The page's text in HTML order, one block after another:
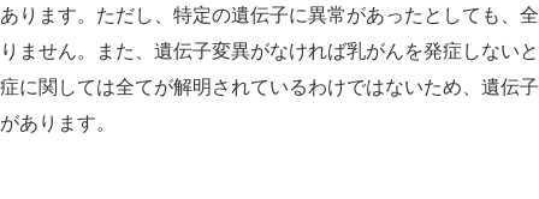
あります。ただし、特定の遺伝子に異常があったとしても、
りません。また、遺伝子変異がなければ乳がんを発症しない
症に関しては全てが解明されているわけではないため、遺伝
があります。